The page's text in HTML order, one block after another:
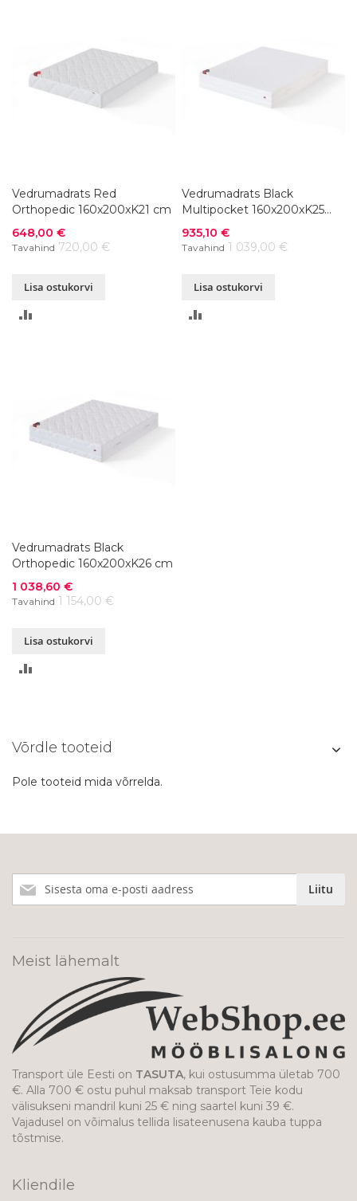
Vedrumadrats Red
Orthopedic 160x200xK21 cm
Soodushind
648,00 €
Tavahind 720,00 €
Lisa ostukorvi
Vedrumadrats Black
Multipocket 160x200xK25
cm
Soodushind
935,10 €
Tavahind 1 039,00 €
Lisa ostukorvi
Vedrumadrats Black
Orthopedic 160x200xK26 cm
Soodushind
1 038,60 €
Tavahind 1 154,00 €
Lisa ostukorvi
Võrdle tooteid
Pole tooteid mida võrrelda.
meie
Liitu
Meist lähemalt
Transport üle Eesti on TASUTA, kui ostusumma ületab 700
€. Alla 700 € ostu puhul maksab transport Teie kodu
välisukseni mandril kuni 25 € ning saartel kuni 39 €.
Vajadusel on võimalus tellida lisateenusena kauba tuppa
tõstmise.
Kliendile